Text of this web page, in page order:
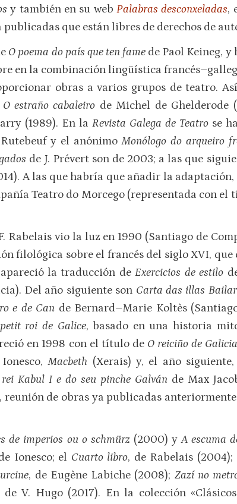
y también en su webPalabras desconxeladas,
que están libres de derechos de
O poema do país que ten fame de Paol Keineg, y
en la combinación lingüística
obras a varios grupos de teatro.
O estraño cabaleiro de Michel de Ghelderode
(1989). En la Revista Galega de Teatrose
y el anónimoMonólogo do arqueiro
de J. Prévert son de 2003; a las que
A las que habría que añadir la
Teatro do Morcego (representada con el
Rabelais vio la luz en 1990 (Santiago de
filológica sobre el francés del siglo XVI,
apareció la traducción deExercicios de estilo
Del año siguiente son Carta das illas
e de Can de Bernard–Marie Koltès
roi de Galice, basado en una historia
en 1998 con el título de O reiciño de Galicia
Macbeth (Xerais) y, el año
Kabul I e do seu pinche Galván de Max
, reunión de obras ya publicadas anteriormente
de imperios ou o schmürz (2000) yA escuma
Ionesco; el Cuarto libro, de Rabelais (2004);
, de Eugène Labiche (2008); Zazí no
de V. Hugo (2017). En la colección